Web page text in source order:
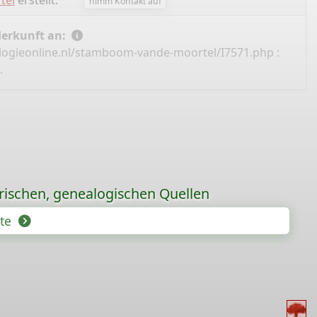
an:
stamboom-vande-moortel/I7571.php :
genealogischen Quellen